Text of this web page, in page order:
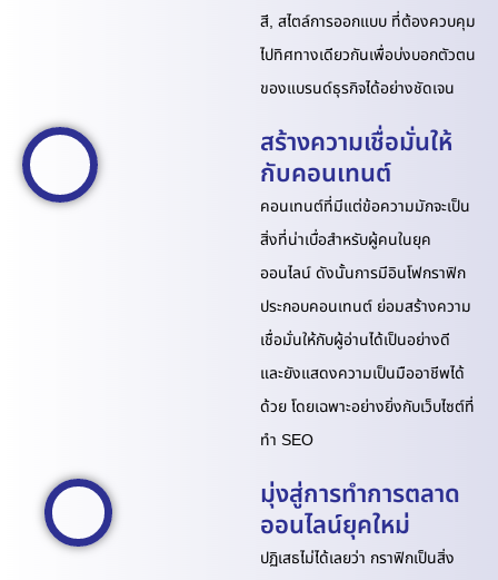
สี, สไตล์การออกแบบ ที่ต้องควบคุม
ไปทิศทางเดียวกันเพื่อบ่งบอกตัวตน
ของแบรนด์ธุรกิจได้อย่างชัดเจน
สร้างความเชื่อมั่นให้
กับคอนเทนต์
คอนเทนต์ที่มีแต่ข้อความมักจะเป็น
สิ่งที่น่าเบื่อสำหรับผู้คนในยุค
ออนไลน์ ดังนั้นการมีอินโฟกราฟิก
ประกอบคอนเทนต์ ย่อมสร้างความ
เชื่อมั่นให้กับผู้อ่านได้เป็นอย่างดี
และยังแสดงความเป็นมืออาชีพได้
ด้วย โดยเฉพาะอย่างยิ่งกับเว็บไซต์ที่
ทำ SEO
มุ่งสู่การทำการตลาด
ออนไลน์ยุคใหม่
ปฏิเสธไม่ได้เลยว่า กราฟิกเป็นสิ่ง